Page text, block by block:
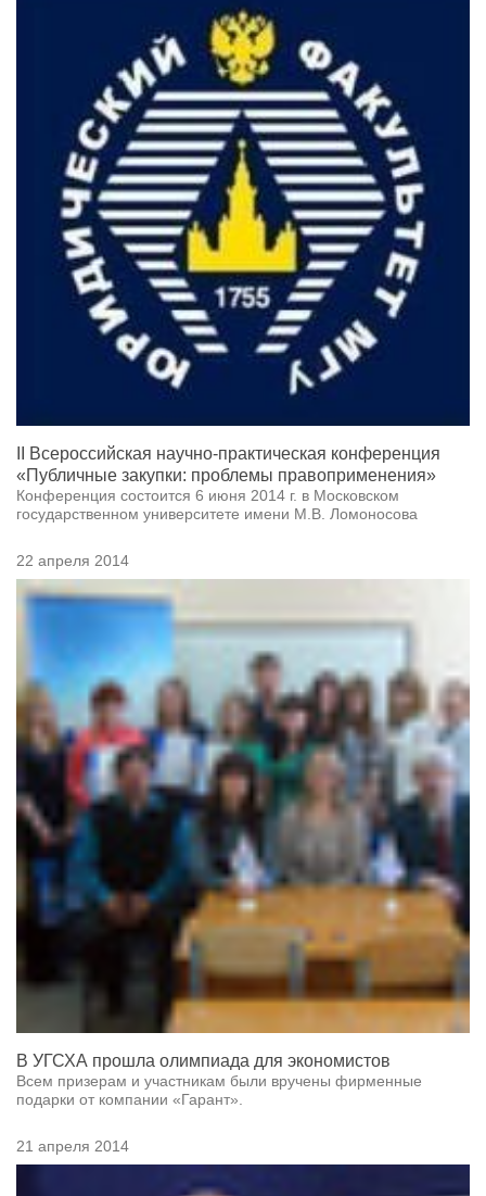
II Всероссийская научно-практическая конференция
«Публичные закупки: проблемы правоприменения»
Конференция состоится 6 июня 2014 г. в Московском
государственном университете имени М.В. Ломоносова
22 апреля 2014
В УГСХА прошла олимпиада для экономистов
Всем призерам и участникам были вручены фирменные
подарки от компании «Гарант».
21 апреля 2014